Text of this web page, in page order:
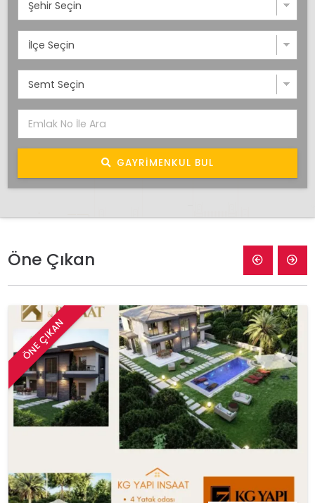
GAYRIMENKUL BUL
Öne Çıkan
ÖNE ÇIKAN